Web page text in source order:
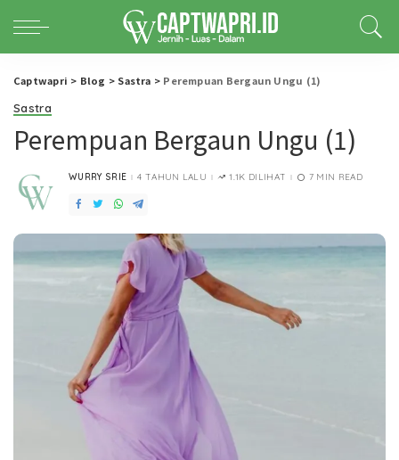
Captwapri > Blog > Sastra > Perempuan Bergaun Ungu (1)
Sastra
Perempuan Bergaun Ungu (1)
POSTED
WURRY SRIE 4 TAHUN LALU 1.1K DILIHAT 7 MIN READ